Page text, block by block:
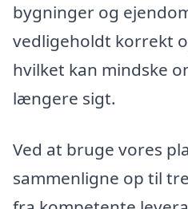
bygninger og
vedligeholdt korrekt
hvilket kan mindske
længere sigt.
Ved at bruge vores
sammenligne op til